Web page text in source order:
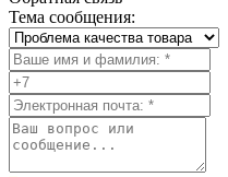
Тема сообщения: